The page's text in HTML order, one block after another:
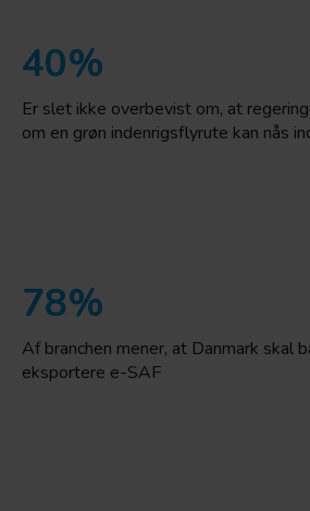
40%
Er slet ikke overbevist om, at
om en grøn indenrigsflyrute kan nås
78%
Af branchen mener, at Danmark skal
eksportere e-SAF